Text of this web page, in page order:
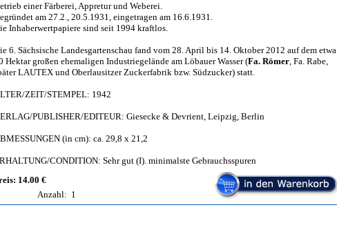
einer Färberei, Appretur und Weberei.
am 27.2., 20.5.1931, eingetragen am 16.6.1931.
Inhaberwertpapiere sind seit 1994 kraftlos.
6. Sächsische Landesgartenschau fand vom 28. April bis 14. Oktober 2012 auf dem etwa
Hektar großen ehemaligen Industriegelände am Löbauer Wasser (Fa. Römer, Fa. Rabe,
LAUTEX und Oberlausitzer Zuckerfabrik bzw. Südzucker) statt.
ZEIT/STEMPEL: 1942
PUBLISHER/EDITEUR: Giesecke & Devrient, Leipzig, Berlin
(in cm): ca. 29,8 x 21,2
CONDITION: Sehr gut (I). minimalste Gebrauchsspuren
14.00 €
Anzahl: 1